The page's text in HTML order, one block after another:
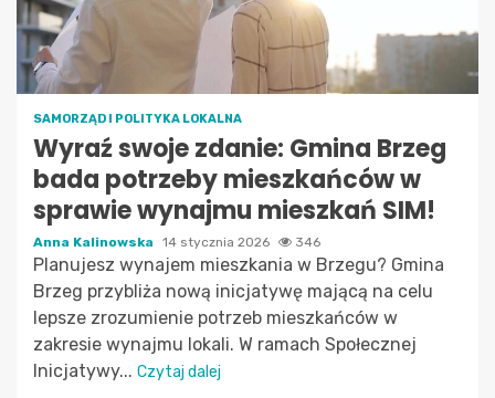
SAMORZĄD I POLITYKA LOKALNA
Wyraź swoje zdanie: Gmina Brzeg
bada potrzeby mieszkańców w
sprawie wynajmu mieszkań SIM!
Anna Kalinowska 14 stycznia 2026 346
Planujesz wynajem mieszkania w Brzegu? Gmina
Brzeg przybliża nową inicjatywę mającą na celu
lepsze zrozumienie potrzeb mieszkańców w
zakresie wynajmu lokali. W ramach Społecznej
Inicjatywy... Czytaj dalej